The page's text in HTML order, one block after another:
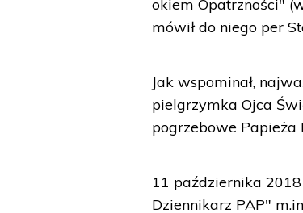
okiem Opatrzności"
mówił do niego per
Jak wspominał,
pielgrzymka Ojca
pogrzebowe
11 października 2018
Dziennikarz PAP"